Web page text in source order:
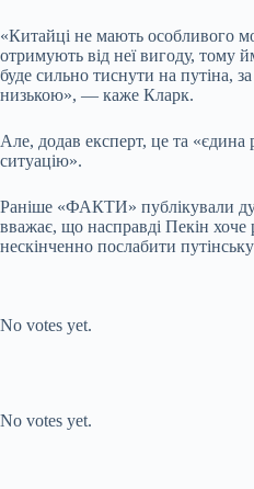
«Китайці не мають особливого
отримують від неї вигоду, тому
буде сильно тиснути на путіна,
низькою», — каже Кларк.
Але, додав експерт, це та «єдина
ситуацію».
Раніше «ФАКТИ» публікували
вважає, що насправді Пекін
нескінченно послабити
No votes yet.
No votes yet.